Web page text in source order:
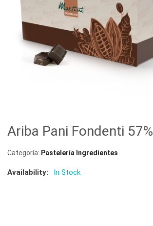
Ariba Pani Fondenti 57%
Categoría: Pastelería Ingredientes
Availability: In Stock